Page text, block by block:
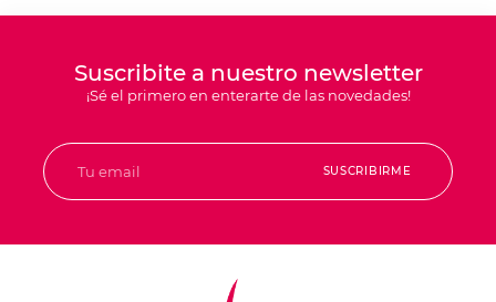
Suscribite a nuestro newsletter
¡Sé el primero en enterarte de las novedades!
SUSCRIBIRME